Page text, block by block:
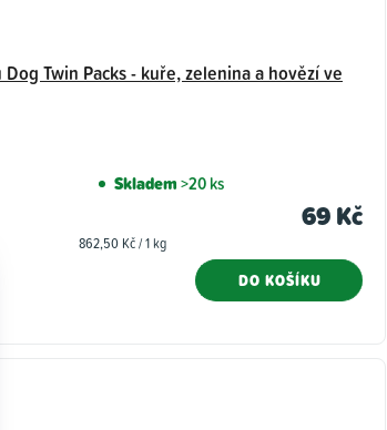
Dog Twin Packs - kuře, zelenina a hovězí ve
Skladem>20 ks
69 Kč
Měrná
862,50 Kč / 1 kg
DO KOŠÍKU